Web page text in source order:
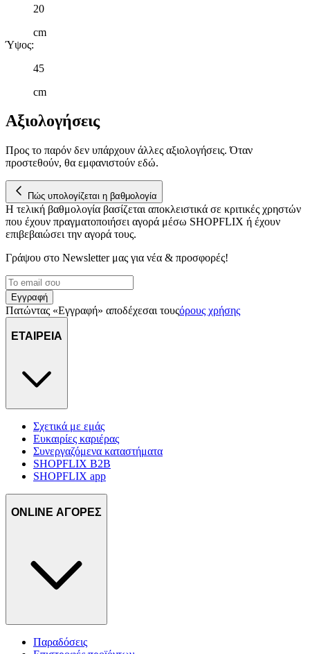
τοποθεσίας μας στους συνεργάτες μέσων κοινωνικής
20
cm
Ύψος:
45
cm
Αξιολογήσεις
Προς το παρόν δεν υπάρχουν άλλες αξιολογήσεις. Όταν
προστεθούν, θα εμφανιστούν εδώ.
Πώς υπολογίζεται η βαθμολογία
Η τελική βαθμολογία βασίζεται αποκλειστικά σε κριτικές χρηστών
που έχουν πραγματοποιήσει αγορά μέσω SHOPFLIX ή έχουν
επιβεβαιώσει την αγορά τους.
Γράψου στο Νewsletter μας για νέα & προσφορές!
Εγγραφή
Πατώντας «Εγγραφή» αποδέχεσαι τουςόρους χρήσης
ΕΤΑΙΡΕΙΑ
Σχετικά με εμάς
Ευκαιρίες καριέρας
Συνεργαζόμενα καταστήματα
SHOPFLIX B2B
SHOPFLIX app
ONLINE ΑΓΟΡΕΣ
Παραδόσεις